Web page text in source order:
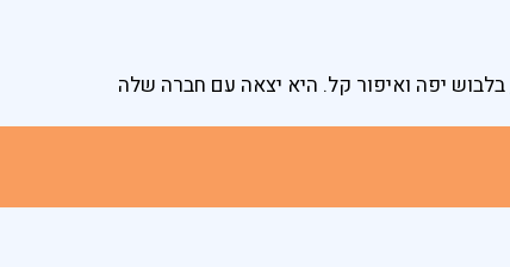
יפה ואיפור קל. היא יצאה עם חברה שלה